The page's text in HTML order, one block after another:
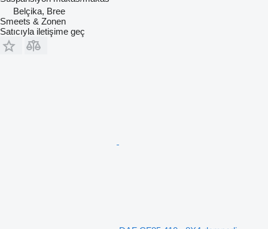
Belçika, Bree
Smeets & Zonen
Satıcıyla iletişime geç